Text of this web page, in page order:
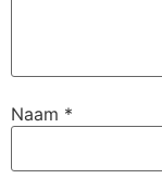
Naam *